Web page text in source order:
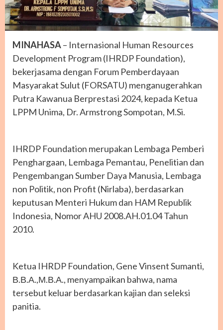
MINAHASA– Internasional Human Resources
Development Program (IHRDP Foundation),
bekerjasama dengan Forum Pemberdayaan
Masyarakat Sulut (FORSATU) menganugerahkan
Putra Kawanua Berprestasi 2024, kepada Ketua
LPPM Unima, Dr. Armstrong Sompotan, M.Si.
IHRDP Foundation merupakan Lembaga Pemberi
Penghargaan, Lembaga Pemantau, Penelitian dan
Pengembangan Sumber Daya Manusia, Lembaga
non Politik, non Profit (Nirlaba), berdasarkan
keputusan Menteri Hukum dan HAM Republik
Indonesia, Nomor AHU 2008.AH.01.04 Tahun
2010.
Ketua IHRDP Foundation, Gene Vinsent Sumanti,
Β.Β.Α.,Μ.Β.Α., menyampaikan bahwa, nama
tersebut keluar berdasarkan kajian dan seleksi
panitia.